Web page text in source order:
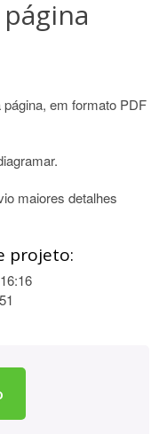
em formato PDF
maiores detalhes
projeto: